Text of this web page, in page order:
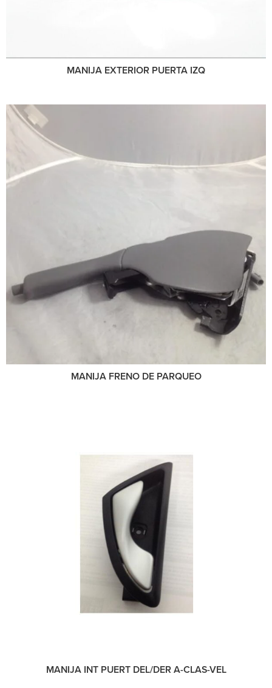
MANIJA EXTERIOR PUERTA IZQ
MANIJA FRENO DE PARQUEO
MANIJA INT PUERT DEL/DER A-CLAS-VEL